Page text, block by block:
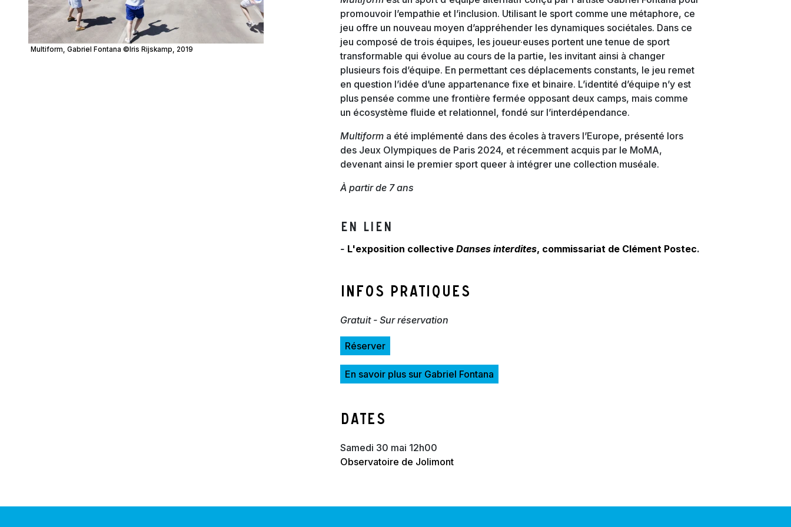
Multiform, Gabriel Fontana ©Iris Rijskamp, 2019
promouvoir l’empathie et l’inclusion. Utilisant le sport comme une métaphore, ce
jeu offre un nouveau moyen d’appréhender les dynamiques sociétales. Dans ce
jeu composé de trois équipes, les joueur·euses portent une tenue de sport
transformable qui évolue au cours de la partie, les invitant ainsi à changer
plusieurs fois d’équipe. En permettant ces déplacements constants, le jeu remet
en question l’idée d’une appartenance fixe et binaire. L’identité d’équipe n’y est
plus pensée comme une frontière fermée opposant deux camps, mais comme
un écosystème fluide et relationnel, fondé sur l’interdépendance.
Multiform a été implémenté dans des écoles à travers l’Europe, présenté lors
des Jeux Olympiques de Paris 2024, et récemment acquis par le MoMA,
devenant ainsi le premier sport queer à intégrer une collection muséale.
À partir de 7 ans
EN LIEN
- L'exposition collective Danses interdites, commissariat de Clément Postec.
Infos pratiques
Gratuit - Sur réservation
Réserver
En savoir plus sur Gabriel Fontana
Dates
samedi 30 mai 12h00
Observatoire de Jolimont